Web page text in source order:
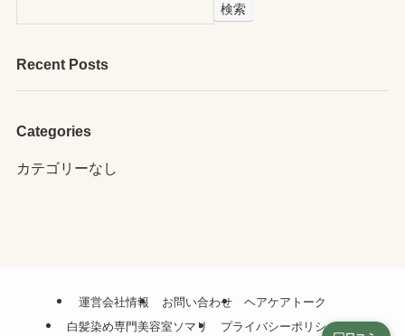
検索
Recent Posts
Categories
カテゴリーなし
運営会社情報 お問い合わせ
ヘアケアトーク
白髪染め専門美容室ソマリ
プライバシーポリシー